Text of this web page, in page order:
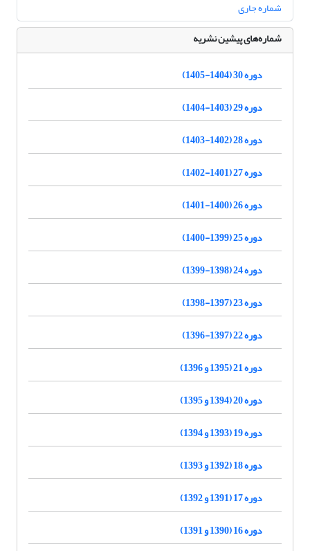
شماره جاری
شماره‌های پیشین نشریه
دوره 30 (1404-1405)
دوره 29 (1403-1404)
دوره 28 (1402-1403)
دوره 27 (1401-1402)
دوره 26 (1400-1401)
دوره 25 (1399-1400)
دوره 24 (1398-1399)
دوره 23 (1397-1398)
دوره 22 (1397-1396)
دوره 21 (1395 و 1396)
دوره 20 (1394 و 1395)
دوره 19 (1393 و 1394)
دوره 18 (1392 و 1393)
دوره 17 (1391 و 1392)
دوره 16 (1390 و 1391)